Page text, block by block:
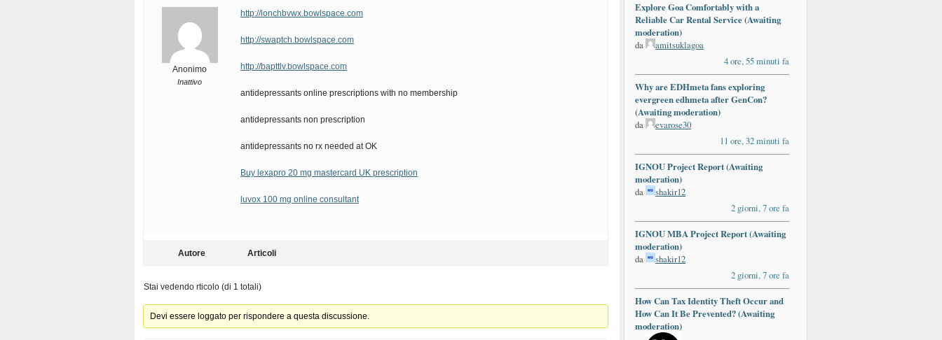
Anonimo
Inattivo
http://lonchbvwx.bowlspace.com
http://swaptch.bowlspace.com
http://bapttlv.bowlspace.com
antidepressants online prescriptions with no membership
antidepressants non prescription
antidepressants no rx needed at OK
Buy lexapro 20 mg mastercard UK prescription
luvox 100 mg online consultant
Autore Articoli
Stai vedendo rticolo (di 1 totali)
Devi essere loggato per rispondere a questa discussione.
Explore Goa Comfortably with a
Reliable Car Rental Service (Awaiting
moderation)
da
amitsuklagoa
4 ore, 55 minuti fa
Why are EDHmeta fans exploring
evergreen edhmeta after GenCon?
(Awaiting moderation)
da
evarose30
11 ore, 32 minuti fa
IGNOU Project Report (Awaiting
moderation)
da
shakir12
2 giorni, 7 ore fa
IGNOU MBA Project Report (Awaiting
moderation)
da
shakir12
2 giorni, 7 ore fa
How Can Tax Identity Theft Occur and
How Can It Be Prevented? (Awaiting
moderation)